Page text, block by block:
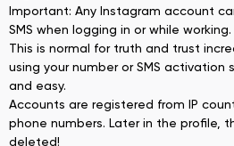
Important: Any Instagram account
SMS when logging in or while working.
This is normal for truth and trust
using your number or SMS activation
and easy.
Accounts are registered from IP
phone numbers. Later in the profile,
deleted!